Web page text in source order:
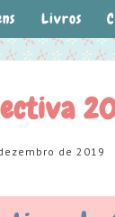
Livros
de 2019